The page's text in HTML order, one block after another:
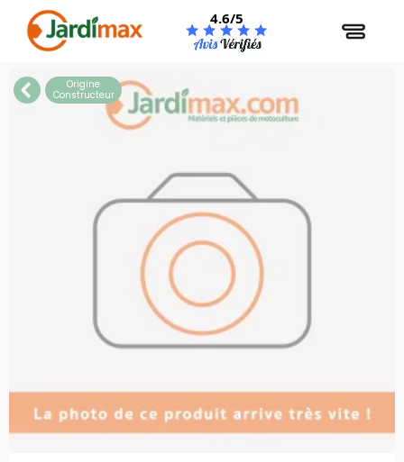
4.6/5
Origine
Constructeur
Panneau de gestion des cookies